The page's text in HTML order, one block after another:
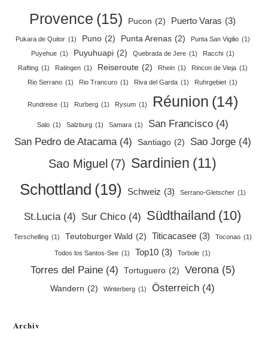
Provence (15) Pucon (2) Puerto Varas (3)
Pukara de Quitor (1) Puno (2) Punta Arenas (2) Punta San Vigilio (1)
Puyehue (1) Puyuhuapi (2) Quebrada de Jere (1) Racchi (1)
Rafting (1) Ratingen (1) Reiseroute (2) Rhein (1) Rincon de Vieja (1)
Rio Serrano (1) Rio Trancuro (1) Riva del Garda (1) Ruhrgebiet (1)
Rundreise (1) Rurberg (1) Rysum (1) Réunion (14)
Salo (1) Salzburg (1) Samara (1) San Francisco (4)
San Pedro de Atacama (4) Santiago (2) Sao Jorge (4)
Sao Miguel (7) Sardinien (11)
Schottland (19) Schweiz (3) Serrano-Gletscher (1)
St.Lucia (4) Sur Chico (4) Südthailand (10)
Terschelling (1) Teutoburger Wald (2) Titicacasee (3) Toconao (1)
Todos los Santos-See (1) Top10 (3) Torbole (1)
Torres del Paine (4) Tortuguero (2) Verona (5)
Wandern (2) Winterberg (1) Österreich (4)
Archiv